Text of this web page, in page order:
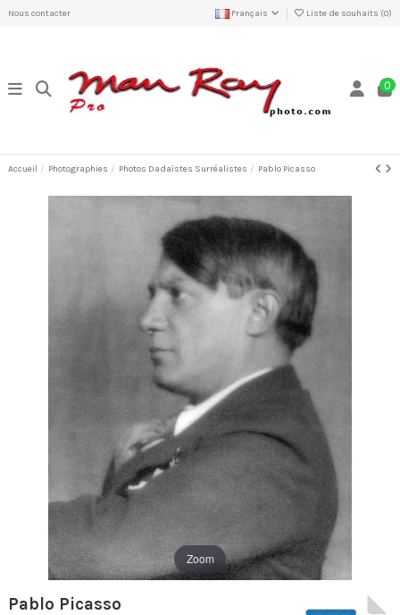
Nous contacter Français Liste de souhaits (0)
0
Accueil Photographies Photos Dadaïstes Surréalistes Pablo Picasso
Zoom
Pablo Picasso